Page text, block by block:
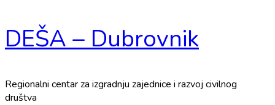
Skip
to
DEŠA – Dubrovnik
Regionalni centar za izgradnju zajednice i razvoj civilnog
društva